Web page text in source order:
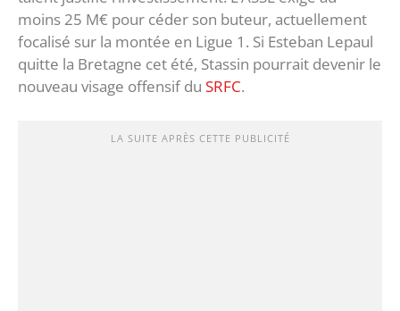
moins 25 M€ pour céder son buteur, actuellement
focalisé sur la montée en Ligue 1. Si Esteban Lepaul
quitte la Bretagne cet été, Stassin pourrait devenir le
nouveau visage offensif du SRFC.
LA SUITE APRÈS CETTE PUBLICITÉ